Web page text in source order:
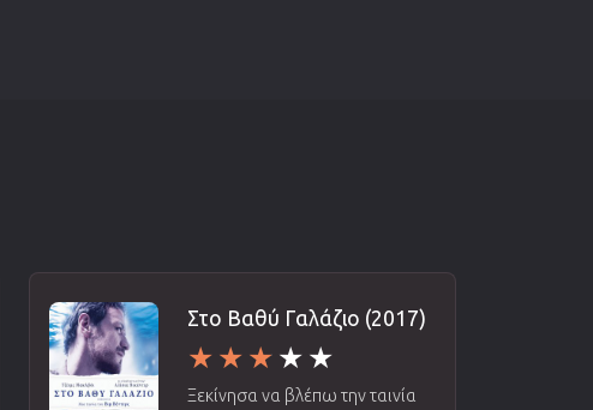
Στο Βαθύ Γαλάζιο (2017)
Ξεκίνησα να βλέπω την ταινία